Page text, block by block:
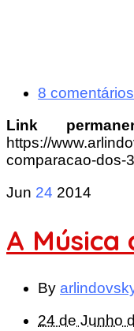
8 comentários
Link
https://
comparacao-dos-
Jun 24 2014
A Música
By
24 de Junho